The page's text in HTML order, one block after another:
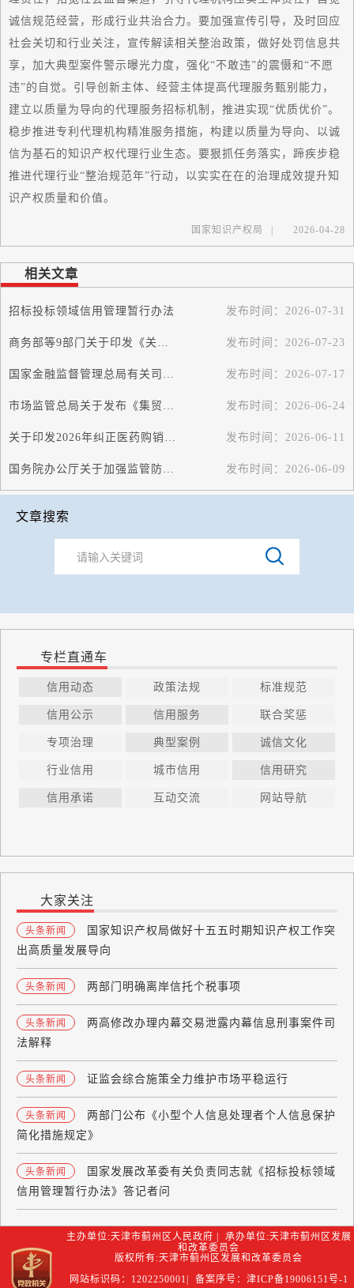
诚信规范经营，形成行业共治合力。要加强宣传引导，及时回应
社会关切和行业关注，宣传解读相关整治政策，做好处罚信息共
享，加大典型案件警示曝光力度，强化“不敢违”的震慑和“不愿
违”的自觉。引导创新主体、经营主体提高代理服务甄别能力，
建立以质量为导向的代理服务招标机制，推进实现“优质优价”。
稳步推进专利代理机构精准服务措施，构建以质量为导向、以诚
信为基石的知识产权代理行业生态。要狠抓任务落实，蹄疾步稳
推进代理行业“整治规范年”行动，以实实在在的治理成效提升知
识产权质量和价值。
国家知识产权局 2026-04-28
相关文章
招标投标领域信用管理暂行办法 发布时间： 2026-07-31
商务部等9部门关于印发《关于促进家政服务业高质量发展的若干政策措施》的... 发布时间： 2026-07-23
国家金融监督管理总局有关司局负责人就《国家金融监督管理总局关于严重失信... 发布时间： 2026-07-17
市场监管总局关于发布《集贸市场诚信计量评价规范》的公告 发布时间： 2026-06-24
关于印发2026年纠正医药购销领域和医疗服务中不正之风工作要点的通知 发布时间： 2026-06-11
国务院办公厅关于加强监管防范风险促进私募投资基金高质量发展的指导意见 发布时间： 2026-06-09
文章搜索
专栏直通车
信用动态 政策法规 标准规范
信用公示 信用服务 联合奖惩
专项治理 典型案例 诚信文化
行业信用 城市信用 信用研究
信用承诺 互动交流 网站导航
大家关注
头条新闻
国家知识产权局做好十五五时期知识产权工作突
出高质量发展导向
头条新闻 两部门明确离岸信托个税事项
头条新闻
两高修改办理内幕交易泄露内幕信息刑事案件司
法解释
头条新闻 证监会综合施策全力维护市场平稳运行
头条新闻
两部门公布《小型个人信息处理者个人信息保护
简化措施规定》
头条新闻
国家发展改革委有关负责同志就《招标投标领域
信用管理暂行办法》答记者问
主办单位:天津市蓟州区人民政府 | 承办单位:天津市蓟州区发展
和改革委员会
版权所有:天津市蓟州区发展和改革委员会
网站标识码：1202250001| 备案序号：津ICP备19006151号-1